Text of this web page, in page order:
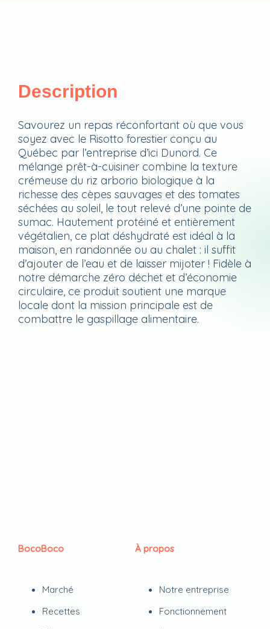
Description
Savourez un repas réconfortant où que vous
soyez avec le Risotto forestier conçu au
Québec par l’entreprise d’ici Dunord. Ce
mélange prêt-à-cuisiner combine la texture
crémeuse du riz arborio biologique à la
richesse des cèpes sauvages et des tomates
séchées au soleil, le tout relevé d’une pointe de
sumac. Hautement protéiné et entièrement
végétalien, ce plat déshydraté est idéal à la
maison, en randonnée ou au chalet : il suffit
d’ajouter de l’eau et de laisser mijoter ! Fidèle à
notre démarche zéro déchet et d’économie
circulaire, ce produit soutient une marque
locale dont la mission principale est de
combattre le gaspillage alimentaire.
BocoBoco
Marché
Recettes
À propos
Notre entreprise
Fonctionnement